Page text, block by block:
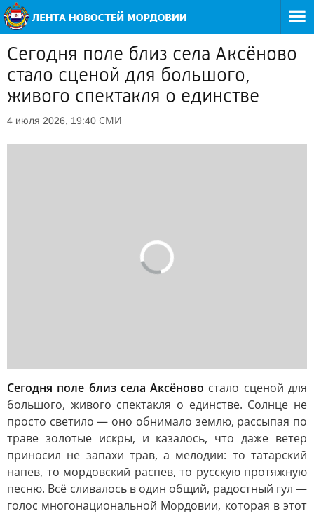
Сегодня поле близ села Аксёново
стало сценой для большого,
живого спектакля о единстве
4 июля 2026, 19:40 СМИ
Сегодня поле близ села Аксёново стало сценой для
большого, живого спектакля о единстве. Солнце не
просто светило — оно обнимало землю, рассыпая по
траве золотые искры, и казалось, что даже ветер
приносил не запахи трав, а мелодии: то татарский
напев, то мордовский распев, то русскую протяжную
песню. Всё сливалось в один общий, радостный гул —
голос многонациональной Мордовии, которая в этот